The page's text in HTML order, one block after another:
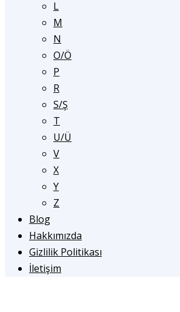
L
M
N
O/Ö
P
R
S/Ş
T
U/Ü
V
X
Y
Z
Blog
Hakkımızda
Gizlilik Politikası
İletişim